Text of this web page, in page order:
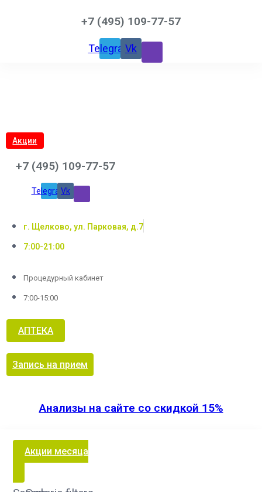
+7 (495) 109-77-57
TelegramVk
Акции
+7 (495) 109-77-57
TelegramVk
г. Щелково, ул. Парковая, д.7
7:00-21:00
Процедурный кабинет
7:00-15:00
АПТЕКА
Запись на прием
Анализы на сайте со скидкой 15%
Акции месяца